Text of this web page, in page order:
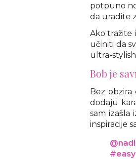
potpuno
da uradite
Ako tražite
učiniti da
ultra-
Bob je
Bez
dodaju
sam izašla
inspiracije